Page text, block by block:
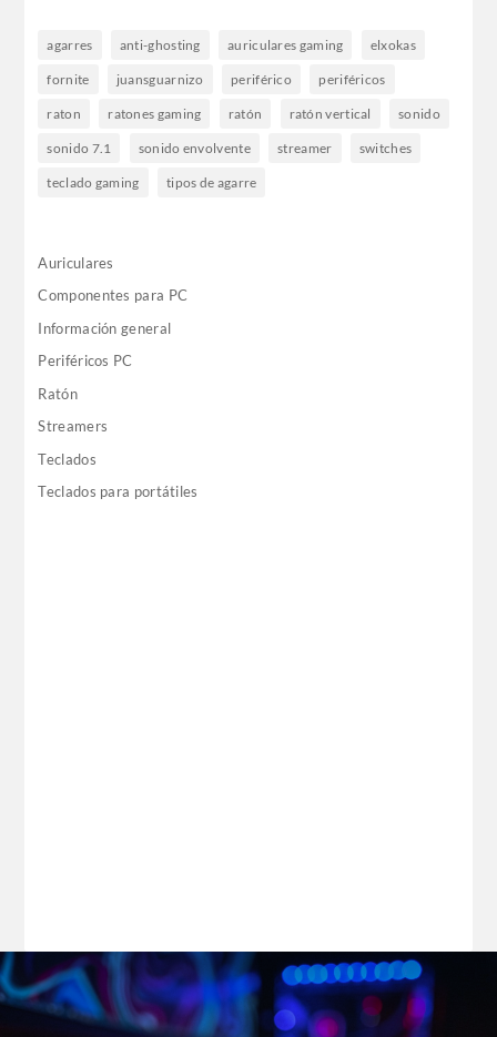
agarres anti-ghosting auriculares gaming elxokas
fornite juansguarnizo periférico periféricos
raton ratones gaming ratón ratón vertical sonido
sonido 7.1 sonido envolvente streamer switches
teclado gaming tipos de agarre
Auriculares
Componentes para PC
Información general
Periféricos PC
Ratón
Streamers
Teclados
Teclados para portátiles